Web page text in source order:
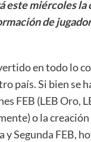
miércoles la
de
en todo lo
país. Si bien se
FEB (LEB Oro,
o la
Segunda FEB,